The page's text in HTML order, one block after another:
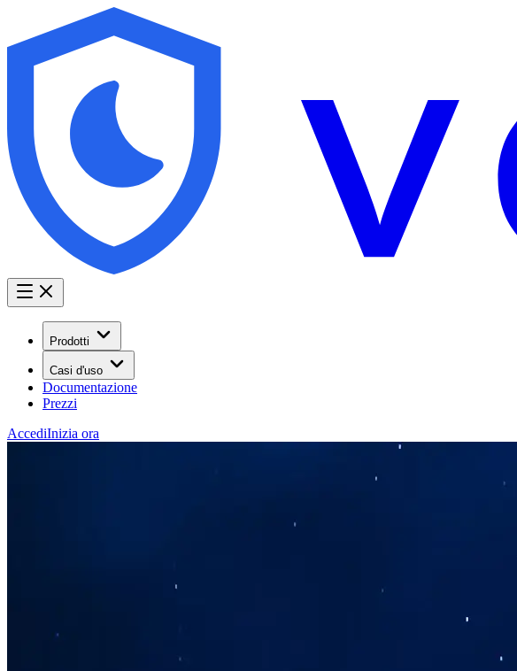
Prodotti
Casi d'uso
Documentazione
Prezzi
AccediInizia ora